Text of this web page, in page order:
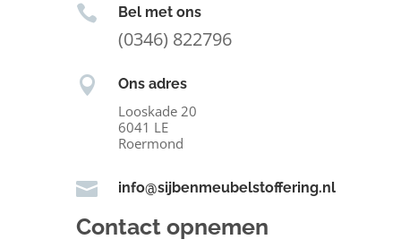
 Bel met ons
(0346) 822796
 Ons adres
Looskade 20
6041 LE
Roermond
 info@sijbenmeubelstoffering.nl
Contact opnemen